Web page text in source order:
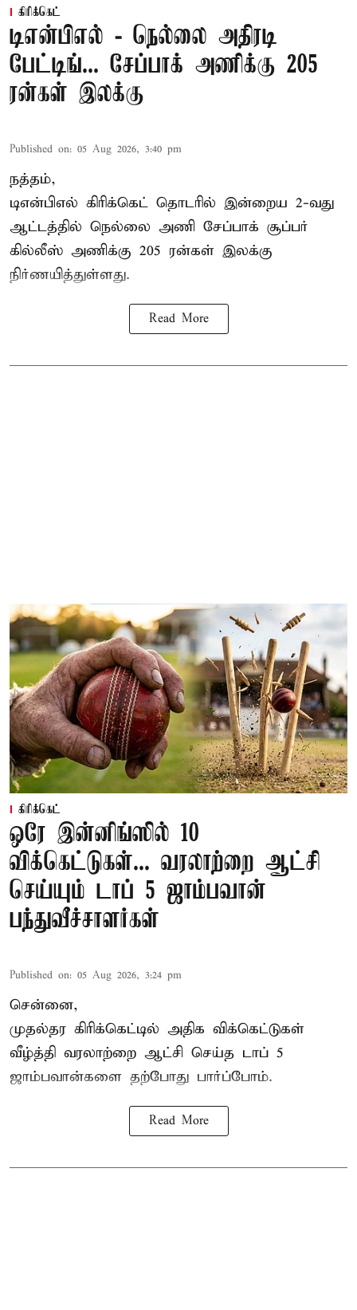
கிரிக்கெட்
டிஎன்பிஎல் - நெல்லை அதிரடி
பேட்டிங்... சேப்பாக் அணிக்கு 205
ரன்கள் இலக்கு
Published on: 05 Aug 2026, 3:40 pm
நத்தம்,
டிஎன்பிஎல் கிரிக்கெட் தொடரில் இன்றைய 2-வது
ஆட்டத்தில் நெல்லை அணி சேப்பாக் சூப்பர்
கில்லீஸ் அணிக்கு 205 ரன்கள் இலக்கு
நிர்ணயித்துள்ளது.
Read More
கிரிக்கெட்
ஒரே இன்னிங்ஸில் 10
விக்கெட்டுகள்... வரலாற்றை ஆட்சி
செய்யும் டாப் 5 ஜாம்பவான்
பந்துவீச்சாளர்கள்
Published on: 05 Aug 2026, 3:24 pm
சென்னை,
முதல்தர கிரிக்கெட்டில் அதிக விக்கெட்டுகள்
வீழ்த்தி வரலாற்றை ஆட்சி செய்த டாப் 5
ஜாம்பவான்களை தற்போது பார்ப்போம்.
Read More